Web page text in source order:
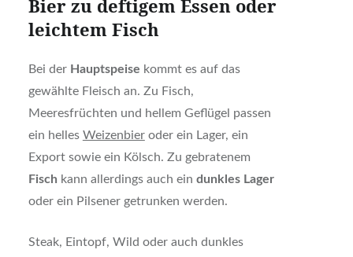
Bier zu deftigem Essen oder
leichtem Fisch
Bei der Hauptspeise kommt es auf das
gewählte Fleisch an. Zu Fisch,
Meeresfrüchten und hellem Geflügel passen
ein helles Weizenbieroder ein Lager, ein
Export sowie ein Kölsch. Zu gebratenem
Fisch kann allerdings auch ein dunkles Lager
oder ein Pilsener getrunken werden.
Steak, Eintopf, Wild oder auch dunkles